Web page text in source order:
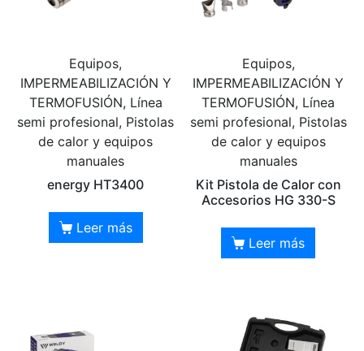
Equipos,
IMPERMEABILIZACIÓN Y
TERMOFUSIÓN, Línea
semi profesional, Pistolas
de calor y equipos
manuales
energy HT3400
Leer más
Equipos,
IMPERMEABILIZACIÓN Y
TERMOFUSIÓN, Línea
semi profesional, Pistolas
de calor y equipos
manuales
Kit Pistola de Calor con
Accesorios HG 330-S
Leer más